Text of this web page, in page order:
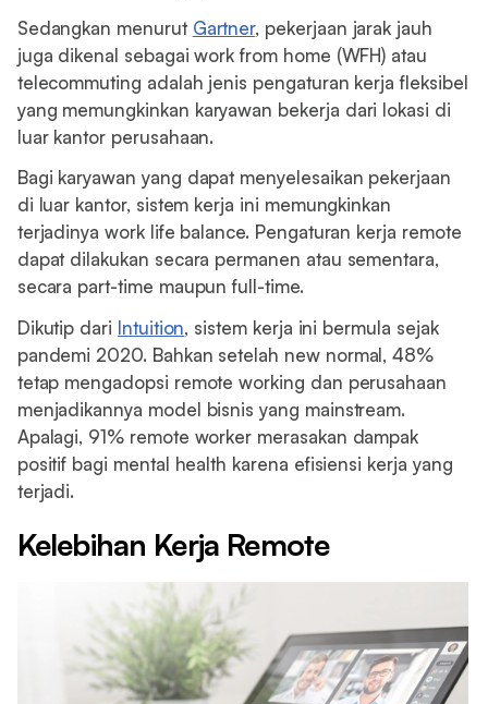
Sedangkan menurut Gartner, pekerjaan jarak jauh
juga dikenal sebagai work from home (WFH) atau
telecommuting adalah jenis pengaturan kerja fleksibel
yang memungkinkan karyawan bekerja dari lokasi di
luar kantor perusahaan.
Bagi karyawan yang dapat menyelesaikan pekerjaan
di luar kantor, sistem kerja ini memungkinkan
terjadinya work life balance. Pengaturan kerja remote
dapat dilakukan secara permanen atau sementara,
secara part-time maupun full-time.
Dikutip dari Intuition, sistem kerja ini bermula sejak
pandemi 2020. Bahkan setelah new normal, 48%
tetap mengadopsi remote working dan perusahaan
menjadikannya model bisnis yang mainstream.
Apalagi, 91% remote worker merasakan dampak
positif bagi mental health karena efisiensi kerja yang
terjadi.
Kelebihan Kerja Remote